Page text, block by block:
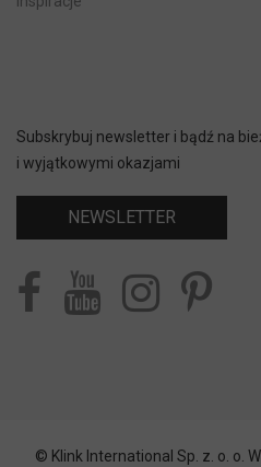
Subskrybuj newsletter i bądź na
i wyjątkowymi okazjami
NEWSLETTER
© Klink International Sp. z. o. o.